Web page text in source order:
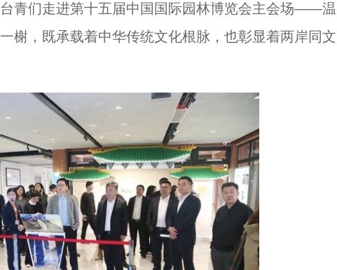
们走进第十五届中国国际园林博览会主会场——温
榭，既承载着中华传统文化根脉，也彰显着两岸同文